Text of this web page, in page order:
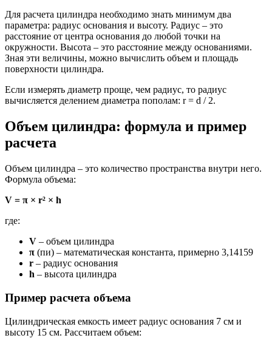
Для расчета цилиндра необходимо знать минимум два
параметра: радиус основания и высоту. Радиус – это
расстояние от центра основания до любой точки на
окружности. Высота – это расстояние между основаниями.
Зная эти величины, можно вычислить объем и площадь
поверхности цилиндра.
Если измерять диаметр проще, чем радиус, то радиус
вычисляется делением диаметра пополам: r = d / 2.
Объем цилиндра: формула и пример
расчета
Объем цилиндра – это количество пространства внутри него.
Формула объема:
V = π × r² × h
где:
V – объем цилиндра
π (пи) – математическая константа, примерно 3,14159
r – радиус основания
h – высота цилиндра
Пример расчета объема
Цилиндрическая емкость имеет радиус основания 7 см и
высоту 15 см. Рассчитаем объем: